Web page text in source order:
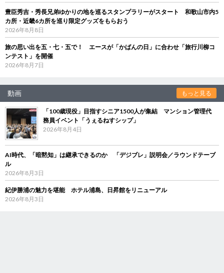
豊臣秀吉・秀長兄弟ゆかりの地を巡るスタンプラリーがスタート 和歌山市内5
カ所・近畿6カ所を巡り限定グッズをもらおう
2026年8月8日
旅の思い出を五・七・五で！ エースが「かばんの日」に合わせ「旅行川柳コ
ンテスト」を開催
2026年8月7日
動画 もっと見る
「100歳現役」目指すシニア1500人が集結 マンション管理代
務員イベント「うぇるねすシップ」
2026年8月4日
AI時代、「暗黙知」は継承できるのか 「デジブレ」説明会／ラウンドテーブ
ル
2026年8月3日
紀伊勝浦の魅力を堪能 ホテル浦島、日昇館をリニューアル
2026年8月3日